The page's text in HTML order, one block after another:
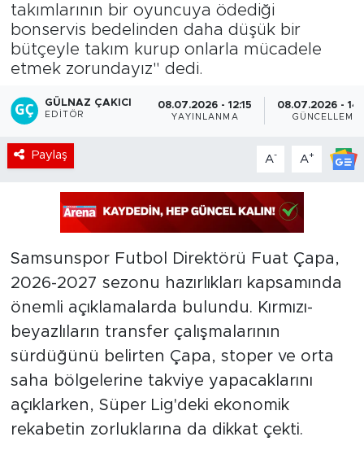
takımlarının bir oyuncuya ödediği
bonservis bedelinden daha düşük bir
bütçeyle takım kurup onlarla mücadele
etmek zorundayız" dedi.
GÜLNAZ ÇAKICI
EDITÖR
08.07.2026 - 12:15
YAYINLANMA
08.07.2026 -
GÜNCELLEME
Paylaş A- A+
Samsunspor Futbol Direktörü Fuat Çapa,
2026-2027 sezonu hazırlıkları kapsamında
önemli açıklamalarda bulundu. Kırmızı-
beyazlıların transfer çalışmalarının
sürdüğünü belirten Çapa, stoper ve orta
saha bölgelerine takviye yapacaklarını
açıklarken, Süper Lig'deki ekonomik
rekabetin zorluklarına da dikkat çekti.
Haber Arşivi